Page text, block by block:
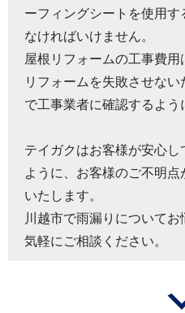
ーフィングシートを使用
なければいけません。
屋根リフォームの工事費用
リフォームを失敗させな
で工事業者に確認するよう
テイガクはお客様が安心
ように、お客様のご不明
いたします。
川越市で雨漏りについて
気軽にご相談ください。